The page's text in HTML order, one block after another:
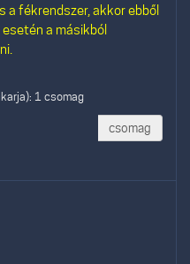
fékrendszer, akkor ebből
a másikból
1 csomag
csomag